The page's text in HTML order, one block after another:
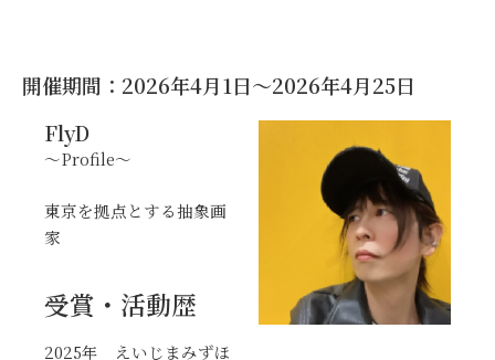
開催期間：2026年4月1日～2026年4月25日
FlyD
～Profile～
東京を拠点とする抽象画
家
受賞・活動歴
2025年 えいじまみずほ